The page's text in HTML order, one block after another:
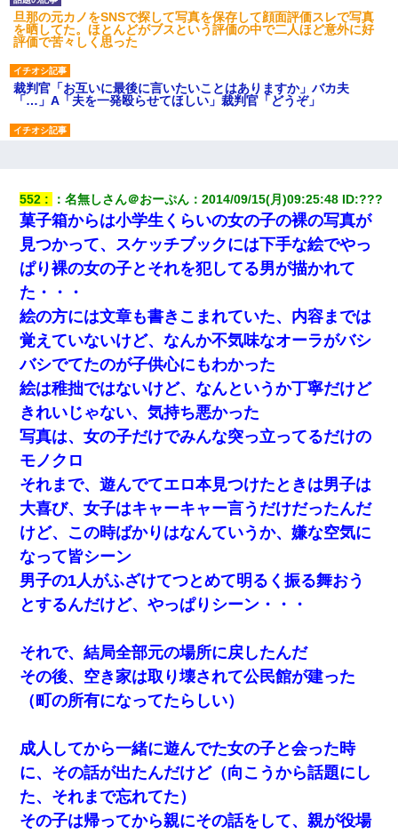
旦那の元カノをSNSで探して写真を保存して顔面評価スレで写真
を晒してた。ほとんどがブスという評価の中で二人ほど意外に好
評価で苦々しく思った
裁判官「お互いに最後に言いたいことはありますか」バカ夫
「…」A「夫を一発殴らせてほしい」裁判官「どうぞ」
【報告者がキチ】嫁「妊娠した」俺『それじゃあ皆に祝ってもら
おう』友人達を家に連れ帰ってホームパーティー→俺『皆に祝え
てもらえて良かったな！』→
32歳ワイ、34歳の可愛い女と付き合うも現実を知ってしまい無事
死亡・・・
【画像】女上司(30)「終電なくなったね…部屋くる？」ワイ「行
きます！」
妹が嘘つきな元カレと寄りを戻してしまったという話をしていた
ら、旦那の顔が曇って雰囲気が一転。そそくさと話を切り上げて
いつもより早く寝付いてしまった…｜生活｜ワロタあんてな
【衝撃】婚約者「兄と結婚はするけど嫁入りするわけじゃない。
お互い干渉はしないようにしましょう」→ その後に結納金の話を
したので、母が・・・
「パワハラを受けたから思い切って転職した」とSNSで呟いた
ら、速攻でパワハラかました元上司がLINEを送ってきた。
兄の新しい嫁がやらかしすぎて辛い。当たり前のように実家や姪
童貞俺、宅飲みした女友達2人を家に泊めた結果ｗｗｗｗｗｗ
アパートのドアに『ハンザイ者！この人はさいあくの人です』と
張り紙が！大家「面倒はごめんだよ」私「はあ」→警察に行き、
見回りで犯人が捕まったが、それが…｜生活｜ヌルポあんてな
552 ：名無しさん＠おーぷん ：2014/09/15(月)09:25:48 ID:???
菓子箱からは小学生くらいの女の子の裸の写真が
見つかって、スケッチブックには下手な絵でやっ
ぱり裸の女の子とそれを犯してる男が描かれて
た・・・
絵の方には文章も書きこまれていた、内容までは
覚えていないけど、なんか不気味なオーラがバシ
バシでてたのが子供心にもわかった
絵は稚拙ではないけど、なんというか丁寧だけど
きれいじゃない、気持ち悪かった
写真は、女の子だけでみんな突っ立ってるだけの
モノクロ
それまで、遊んでてエロ本見つけたときは男子は
大喜び、女子はキャーキャー言うだけだったんだ
けど、この時ばかりはなんていうか、嫌な空気に
なって皆シーン
男子の1人がふざけてつとめて明るく振る舞おう
とするんだけど、やっぱりシーン・・・
それで、結局全部元の場所に戻したんだ
その後、空き家は取り壊されて公民館が建った
（町の所有になってたらしい）
成人してから一緒に遊んでた女の子と会った時
に、その話が出たんだけど（向こうから話題にし
た、それまで忘れてた）
その子は帰ってから親にその話をして、親が役場